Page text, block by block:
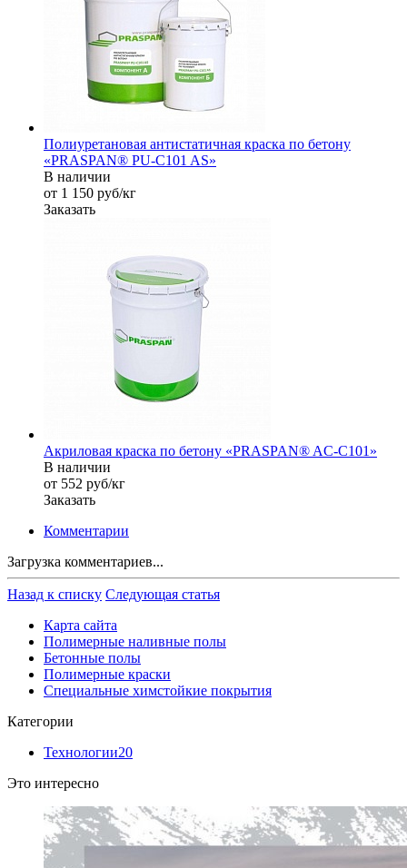
Полиуретановая антистатичная краска по бетону
«PRASPAN® PU-C101 AS»
В наличии
от 1 150 руб/кг
Заказать
Акриловая краска по бетону «PRASPAN® AC-C101»
В наличии
от 552 руб/кг
Заказать
Комментарии
Загрузка комментариев...
Назад к списку Следующая статья
Карта сайта
Полимерные наливные полы
Бетонные полы
Полимерные краски
Специальные химстойкие покрытия
Категории
Технологии20
Это интересно